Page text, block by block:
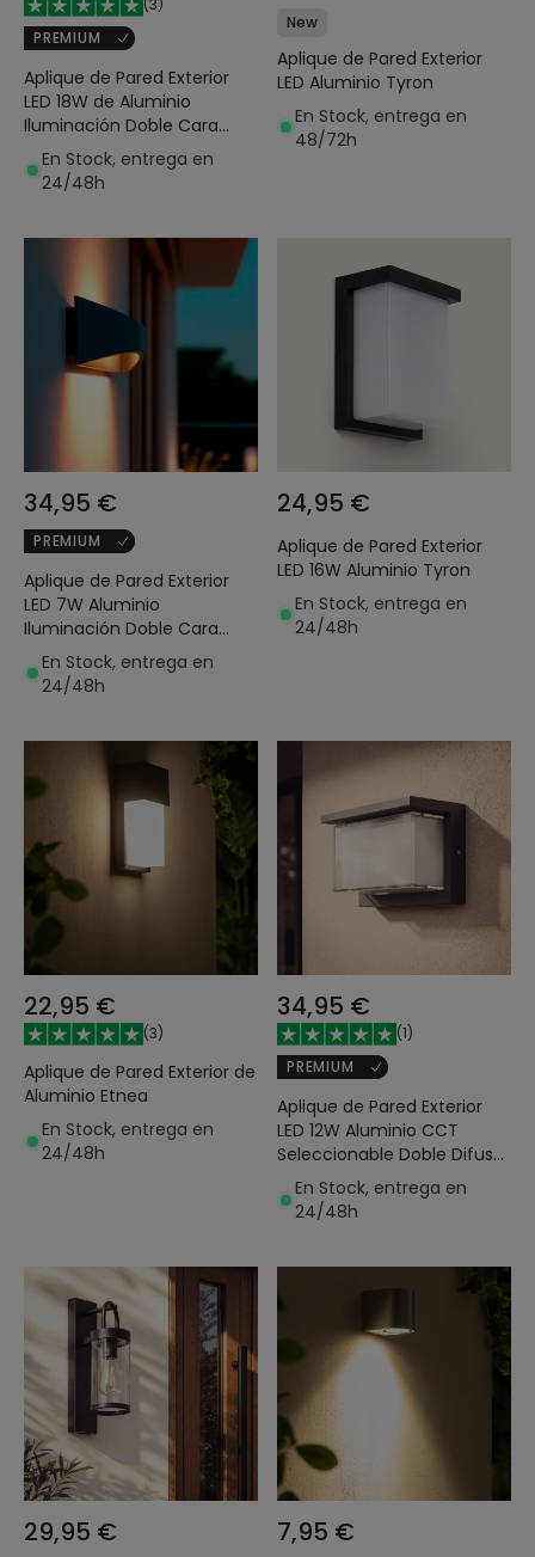
(3)
PREMIUM
Aplique de Pared Exterior
LED 18W de Aluminio
Iluminación Doble Cara
CCT Seleccionable Gropius
En Stock, entrega en
24/48h
New
Aplique de Pared Exterior
LED Aluminio Tyron
En Stock, entrega en
48/72h
34,95 €
PREMIUM
Aplique de Pared Exterior
LED 7W Aluminio
Iluminación Doble Cara
CCT Seleccionable Gedved
En Stock, entrega en
24/48h
24,95 €
Aplique de Pared Exterior
LED 16W Aluminio Tyron
En Stock, entrega en
24/48h
22,95 €
(3)
Aplique de Pared Exterior de
Aluminio Etnea
En Stock, entrega en
24/48h
34,95 €
(1)
PREMIUM
Aplique de Pared Exterior
LED 12W Aluminio CCT
Seleccionable Doble Difusor
Arelien Oscilum
En Stock, entrega en
24/48h
29,95 € 7,95 €